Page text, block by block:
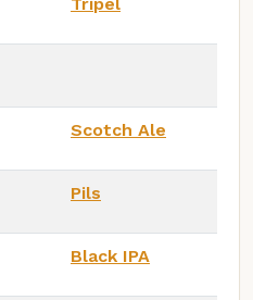
Scotch Ale
Pils
Black IPA